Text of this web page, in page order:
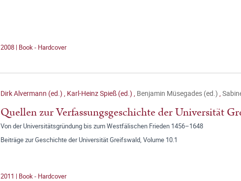
2008 | Book - Hardcover
Dirk Alvermann (ed.) , Karl-Heinz Spieß (ed.) , Benjamin Müsegades (ed.) ,
Quellen zur Verfassungsgeschichte der Universität
Von der Universitätsgründung bis zum Westfälischen Frieden 1456–1648
Beiträge zur Geschichte der Universität Greifswald, Volume 10.1
2011 | Book - Hardcover